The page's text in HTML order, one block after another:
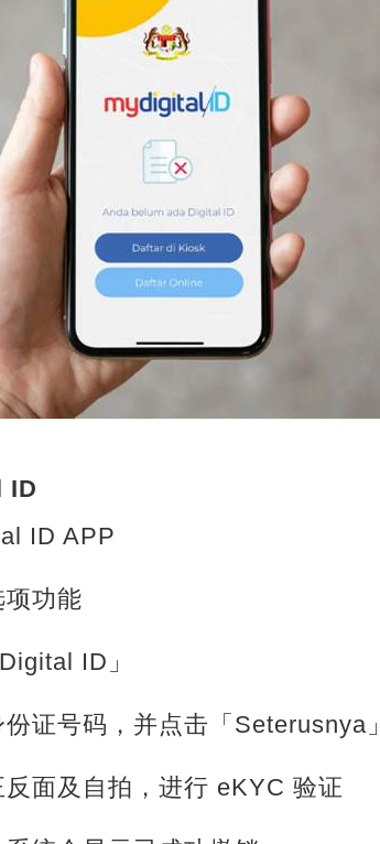
ID
ID APP
功能
ID」
证号码，并点击「Seterusnya」
面及自拍，进行 eKYC 验证